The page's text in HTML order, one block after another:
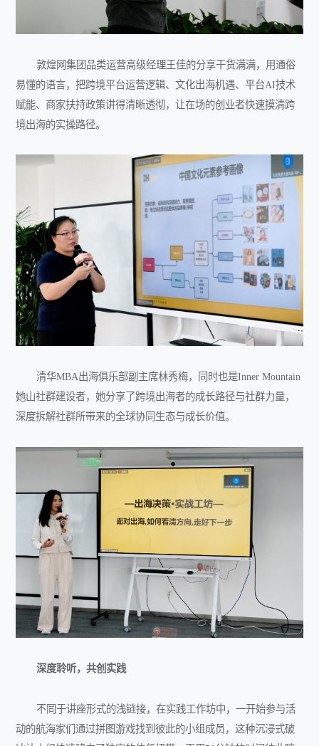
敦煌网集团品类运营高级经理王佳的分享干货满满，用通俗
易懂的语言，把跨境平台运营逻辑、文化出海机遇、平台AI技术
赋能、商家扶持政策讲得清晰透彻，让在场的创业者快速摸清跨
境出海的实操路径。
清华MBA出海俱乐部副主席林秀梅，同时也是Inner Mountain
她山社群建设者，她分享了跨境出海者的成长路径与社群力量，
深度拆解社群所带来的全球协同生态与成长价值。
深度聆听，共创实践
不同于讲座形式的浅链接，在实践工作坊中，一开始参与活
动的航海家们通过拼图游戏找到彼此的小组成员，这种沉浸式破